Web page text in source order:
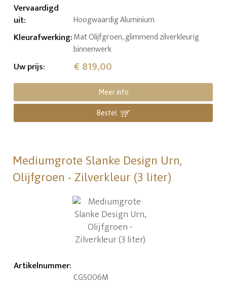
Vervaardigd
uit: Hoogwaardig Aluminium
Kleurafwerking:Mat Olijfgroen, glimmend zilverkleurig
binnenwerk
Uw prijs: € 819,00
Meer info
Bestel
Mediumgrote Slanke Design Urn,
Olijfgroen - Zilverkleur (3 liter)
Artikelnummer:
CGS006M